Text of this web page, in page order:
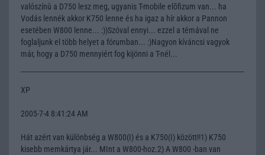
valószínû a D750 lesz meg, ugyanis T-mobile elõfizum van... ha
Vodás lennék akkor K750 lenne és ha igaz a hír akkor a Pannon
esetében W800 lenne... :))Szóval ennyi... ezzel a témával ne
foglaljunk el több helyet a fórumban... :)Nagyon kíváncsi vagyok
már, hogy a D750 mennyiért fog kijönni a T-nél...
XP
2005-7-4 8:41:24 AM
Hát azért van különbség a W800(I) és a K750(I) között!!1) K750
kisebb memkártya jár... MInt a W800-hoz.2) A W800 -ban van